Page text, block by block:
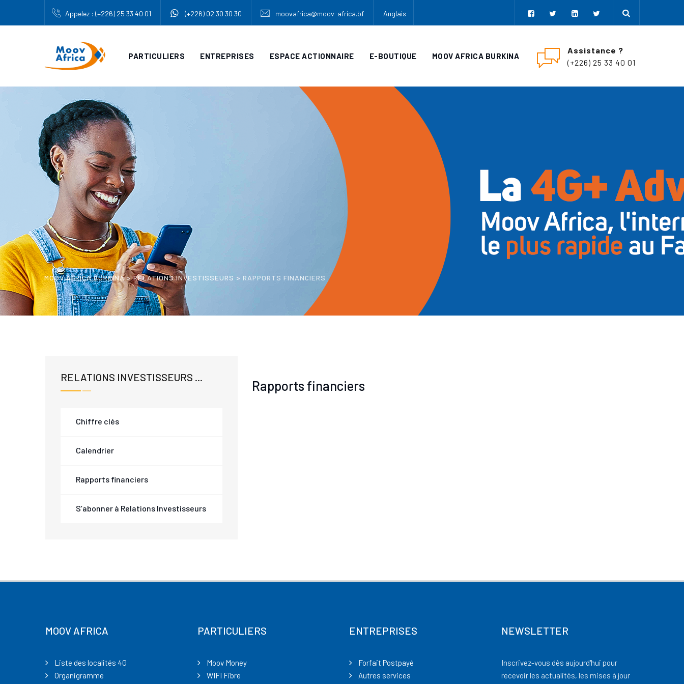
Appelez : (+226) 25 33 40 01 (+226) 02 30 30 30 moovafrica@moov-africa.bf Anglais
PARTICULIERS ENTREPRISES ESPACE ACTIONNAIRE E-BOUTIQUE MOOV AFRICA BURKINA
Assistance ?
(+226) 25 33 40 01
MOOV AFRICA BURKINA > RELATIONS INVESTISSEURS > RAPPORTS FINANCIERS
RELATIONS INVESTISSEURS ...
Chiffre clés
Calendrier
Rapports financiers
S’abonner à Relations Investisseurs
Rapports financiers
MOOV AFRICA
Liste des localités 4G
Organigramme
PARTICULIERS
Moov Money
WIFI Fibre
ENTREPRISES
Forfait Postpayé
Autres services
NEWSLETTER
Inscrivez-vous dès aujourd'hui pour
recevoir les actualités, les mises à jour